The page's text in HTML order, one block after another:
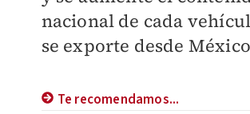
nacional de cada
se exporte desde
Te recomendamos...